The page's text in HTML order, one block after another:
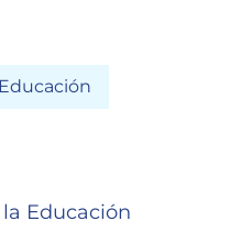
Educación